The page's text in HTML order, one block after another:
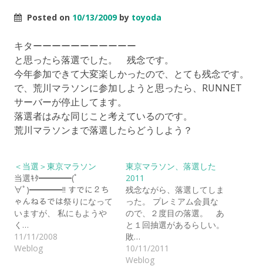
Posted on 10/13/2009by toyoda
キターーーーーーーーーーー
と思ったら落選でした。 残念です。
今年参加できて大変楽しかったので、とても残念です。
で、荒川マラソンに参加しようと思ったら、RUNNET
サーバーが停止してます。
落選者はみな同じこと考えているのです。
荒川マラソンまで落選したらどうしよう？
＜当選＞東京マラソン
当選ｷﾀ━━━━(ﾟ
∀ﾟ)━━━━!! すでに２ち
ゃんねるでは祭りになって
いますが、 私にもようや
く…
11/11/2008
Weblog
東京マラソン、落選した
2011
残念ながら、落選してしま
った。 プレミアム会員な
ので、２度目の落選。 あ
と１回抽選があるらしい。
敗…
10/11/2011
Weblog